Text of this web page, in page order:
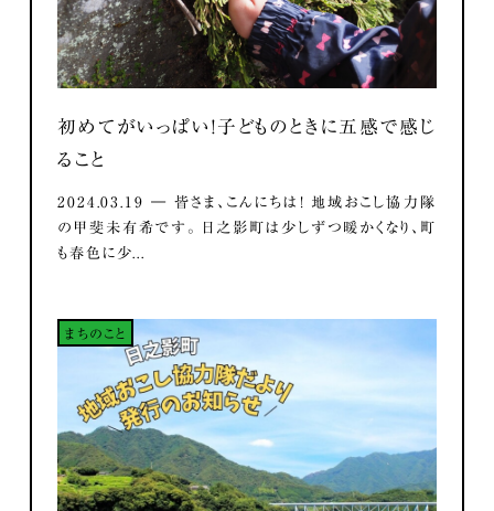
初めてがいっぱい！子どものときに五感で感じ
ること
2024.03.19 ― 皆さま、こんにちは！ 地域おこし協力隊
の甲斐未有希です。 日之影町は少しずつ暖かくなり、町
も春色に少...
まちのこと